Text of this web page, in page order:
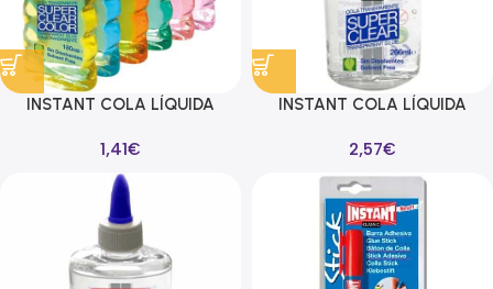
INSTANT COLA LÍQUIDA
DECORACIÓN BOTELLA 180ML
C/SURTIDOS
1,41€
INSTANT COLA LÍQUIDA
DECORACIÓN BOTELLA 266ML
TRANSPARENTE
2,57€